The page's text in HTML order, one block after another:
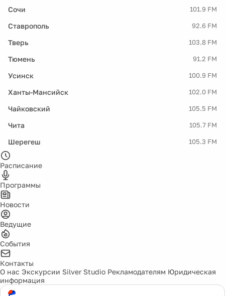
Сочи 101.9 FM
Ставрополь 92.6 FM
Тверь 103.8 FM
Тюмень 91.2 FM
Усинск 100.9 FM
Ханты-Мансийск 102.0 FM
Чайковский 105.5 FM
Чита 105.7 FM
Шерегеш 105.3 FM
Расписание
Программы
Новости
Ведущие
События
Контакты
О нас Экскурсии Silver Studio Рекламодателям Юридическая
информация